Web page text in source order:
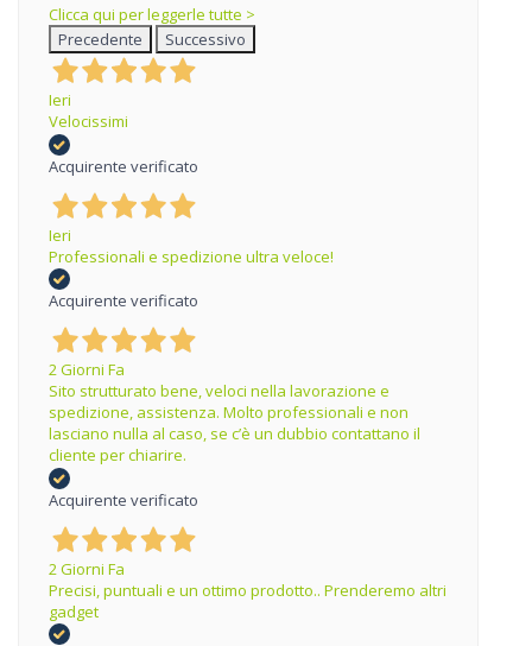
Clicca qui per leggerle tutte >
Precedente
Successivo
Ieri
Velocissimi
Acquirente verificato
Ieri
Professionali e spedizione ultra veloce!
Acquirente verificato
2 Giorni Fa
Sito strutturato bene, veloci nella lavorazione e
spedizione, assistenza. Molto professionali e non
lasciano nulla al caso, se c’è un dubbio contattano il
cliente per chiarire.
Acquirente verificato
2 Giorni Fa
Precisi, puntuali e un ottimo prodotto.. Prenderemo altri
gadget